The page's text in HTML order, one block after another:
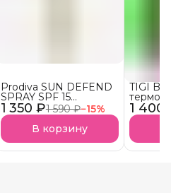
1 350 ₽1 590 ₽−15%
Prodiva SUN DEFEND
SPRAY SPF 15
«Солнечная защита»
спрей СПФ защита от
UVA- и UVB-фильтров
АКЦИЯ!
В корзину
1 400
TIGI